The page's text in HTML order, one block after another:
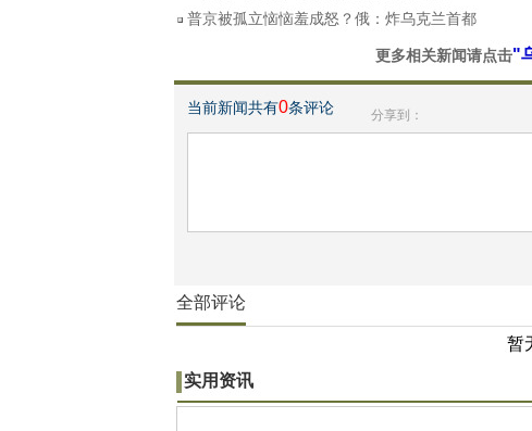
普京被孤立恼恼羞成怒？俄：炸乌克兰首都
更多相关新闻请点击"
当前新闻共有0条评论 分享到：
全部评论
暂
实用资讯